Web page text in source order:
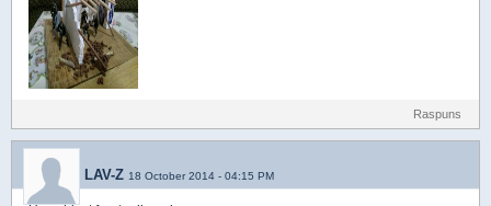
Raspuns
LAV-Z 18 October 2014 - 04:15 PM